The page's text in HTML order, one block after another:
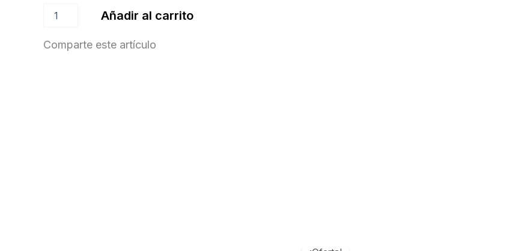
Añadir al carrito
Comparte este artículo